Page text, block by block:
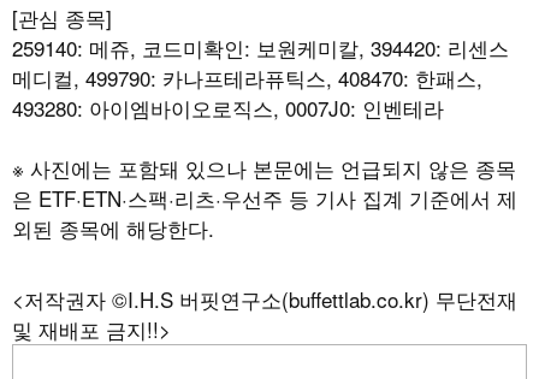
[관심 종목]
259140: 메쥬, 코드미확인: 보원케미칼, 394420: 리센스
메디컬, 499790: 카나프테라퓨틱스, 408470: 한패스,
493280: 아이엠바이오로직스, 0007J0: 인벤테라
※ 사진에는 포함돼 있으나 본문에는 언급되지 않은 종목
은 ETF·ETN·스팩·리츠·우선주 등 기사 집계 기준에서 제
외된 종목에 해당한다.
<저작권자 ©I.H.S 버핏연구소(buffettlab.co.kr) 무단전재
및 재배포 금지!!>